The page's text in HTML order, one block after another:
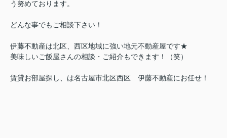
う努めております。
どんな事でもご相談下さい！
伊藤不動産は北区、西区地域に強い地元不動産屋です★
美味しいご飯屋さんの相談・ご紹介もできます！（笑）
賃貸お部屋探し、は名古屋市北区西区 伊藤不動産にお任せ！